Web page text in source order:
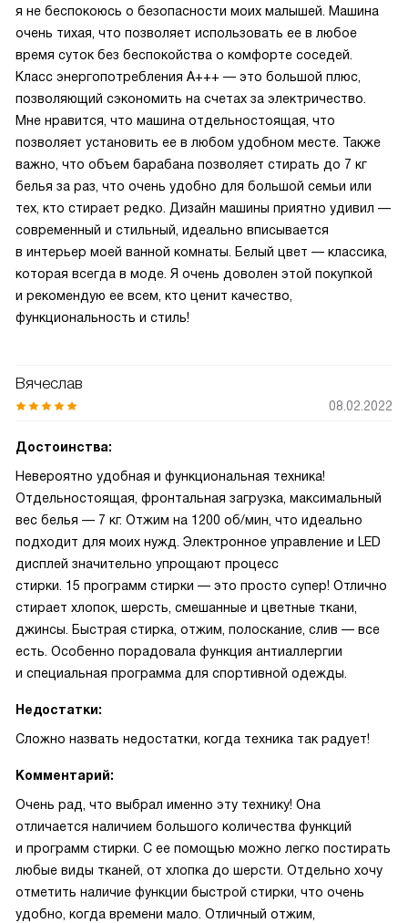
я не беспокоюсь о безопасности моих малышей. Машина
очень тихая, что позволяет использовать ее в любое
время суток без беспокойства о комфорте соседей.
Класс энергопотребления A+++ — это большой плюс,
позволяющий сэкономить на счетах за электричество.
Мне нравится, что машина отдельностоящая, что
позволяет установить ее в любом удобном месте. Также
важно, что объем барабана позволяет стирать до 7 кг
белья за раз, что очень удобно для большой семьи или
тех, кто стирает редко. Дизайн машины приятно удивил —
современный и стильный, идеально вписывается
в интерьер моей ванной комнаты. Белый цвет — классика,
которая всегда в моде. Я очень доволен этой покупкой
и рекомендую ее всем, кто ценит качество,
функциональность и стиль!
Вячеслав
08.02.2022
Достоинства:
Невероятно удобная и функциональная техника!
Отдельностоящая, фронтальная загрузка, максимальный
вес белья — 7 кг. Отжим на 1200 об/мин, что идеально
подходит для моих нужд. Электронное управление и LED
дисплей значительно упрощают процесс
стирки. 15 программ стирки — это просто супер! Отлично
стирает хлопок, шерсть, смешанные и цветные ткани,
джинсы. Быстрая стирка, отжим, полоскание, слив — все
есть. Особенно порадовала функция антиаллергии
и специальная программа для спортивной одежды.
Недостатки:
Сложно назвать недостатки, когда техника так радует!
Комментарий:
Очень рад, что выбрал именно эту технику! Она
отличается наличием большого количества функций
и программ стирки. С ее помощью можно легко постирать
любые виды тканей, от хлопка до шерсти. Отдельно хочу
отметить наличие функции быстрой стирки, что очень
удобно, когда времени мало. Отличный отжим,